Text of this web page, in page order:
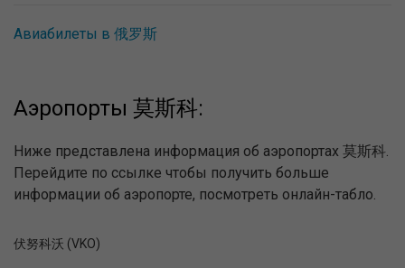
Авиабилеты в 俄罗斯
Аэропорты 莫斯科:
Ниже представлена информация об аэропортах 莫斯科.
Перейдите по ссылке чтобы получить больше
информации об аэропорте, посмотреть онлайн-табло.
伏努科沃 (VKO)